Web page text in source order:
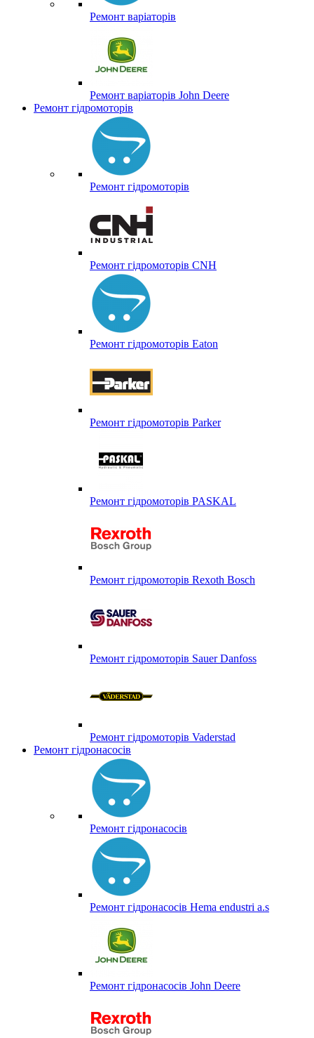
Ремонт варіаторів
Ремонт варіаторів John Deere
Ремонт гідромоторів
Ремонт гідромоторів
Ремонт гідромоторів CNH
Ремонт гідромоторів Eaton
Ремонт гідромоторів Parker
Ремонт гідромоторів PASKAL
Ремонт гідромоторів Rexoth Bosch
Ремонт гідромоторів Sauer Danfoss
Ремонт гідромоторів Vaderstad
Ремонт гідронасосів
Ремонт гідронасосів
Ремонт гідронасосів Hema endustri a.s
Ремонт гідронасосів John Deere